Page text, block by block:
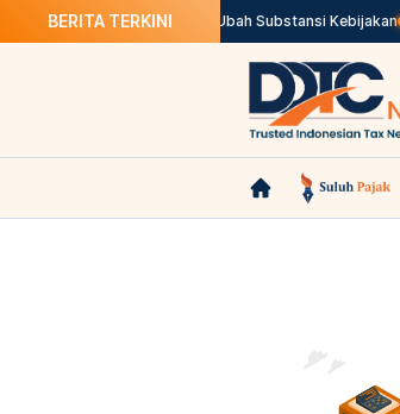
BERITA TERKINI
Pajak Marketplace Tak Ubah Substansi Kebijakan